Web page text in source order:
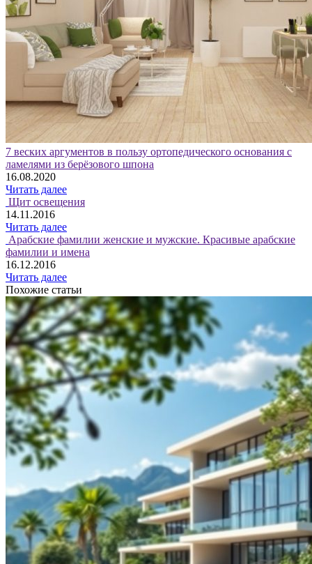
7 веских аргументов в пользу ортопедического основания с
ламелями из берёзового шпона
16.08.2020
Читать далее
Щит освещения
14.11.2016
Читать далее
Арабские фамилии женские и мужские. Красивые арабские
фамилии и имена
16.12.2016
Читать далее
Похожие статьи